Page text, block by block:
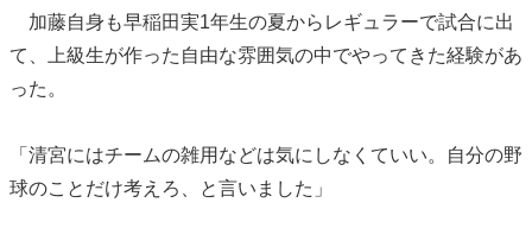
加藤自身も早稲田実1年生の夏からレギュラーで試合に出
て、上級生が作った自由な雰囲気の中でやってきた経験があ
った。
「清宮にはチームの雑用などは気にしなくていい。自分の野
球のことだけ考えろ、と言いました」